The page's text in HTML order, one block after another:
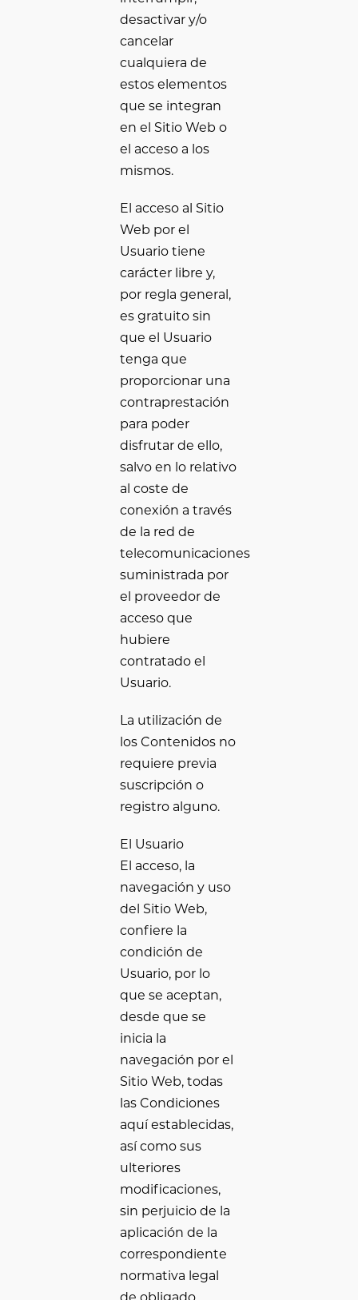
desactivar y/o
cancelar
cualquiera de
estos elementos
que se integran
en el Sitio Web o
el acceso a los
mismos.
El acceso al Sitio
Web por el
Usuario tiene
carácter libre y,
por regla general,
es gratuito sin
que el Usuario
tenga que
proporcionar una
contraprestación
para poder
disfrutar de ello,
salvo en lo relativo
al coste de
conexión a través
de la red de
telecomunicaciones
suministrada por
el proveedor de
acceso que
hubiere
contratado el
Usuario.
La utilización de
los Contenidos no
requiere previa
suscripción o
registro alguno.
El Usuario
El acceso, la
navegación y uso
del Sitio Web,
confiere la
condición de
Usuario, por lo
que se aceptan,
desde que se
inicia la
navegación por el
Sitio Web, todas
las Condiciones
aquí establecidas,
así como sus
ulteriores
modificaciones,
sin perjuicio de la
aplicación de la
correspondiente
normativa legal